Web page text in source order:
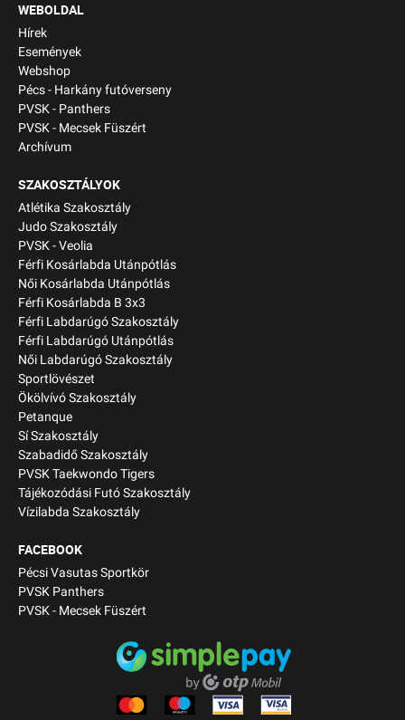
WEBOLDAL
Hírek
Események
Webshop
Pécs - Harkány futóverseny
PVSK - Panthers
PVSK - Mecsek Füszért
Archívum
SZAKOSZTÁLYOK
Atlétika Szakosztály
Judo Szakosztály
PVSK - Veolia
Férfi Kosárlabda Utánpótlás
Női Kosárlabda Utánpótlás
Férfi Kosárlabda B 3x3
Férfi Labdarúgó Szakosztály
Férfi Labdarúgó Utánpótlás
Női Labdarúgó Szakosztály
Sportlövészet
Ökölvívó Szakosztály
Petanque
Sí Szakosztály
Szabadidő Szakosztály
PVSK Taekwondo Tigers
Tájékozódási Futó Szakosztály
Vízilabda Szakosztály
FACEBOOK
Pécsi Vasutas Sportkör
PVSK Panthers
PVSK - Mecsek Füszért